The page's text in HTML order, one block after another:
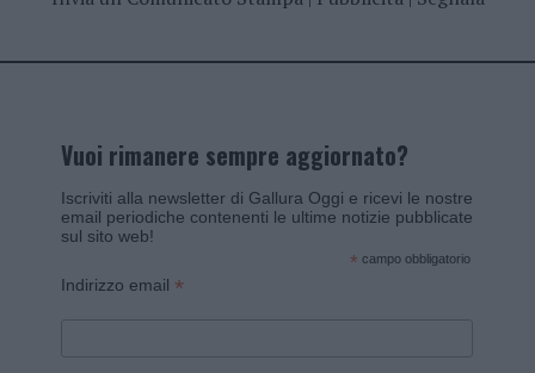
Vuoi rimanere sempre aggiornato?
Iscriviti alla newsletter di Gallura Oggi e ricevi le nostre
email periodiche contenenti le ultime notizie pubblicate
sul sito web!
* campo obbligatorio
Indirizzo email *